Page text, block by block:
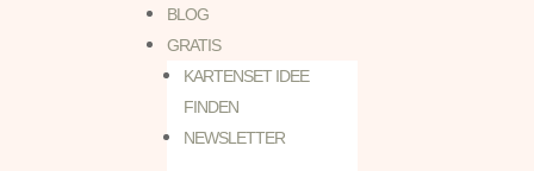
BLOG
GRATIS
KARTENSET IDEE
FINDEN
NEWSLETTER